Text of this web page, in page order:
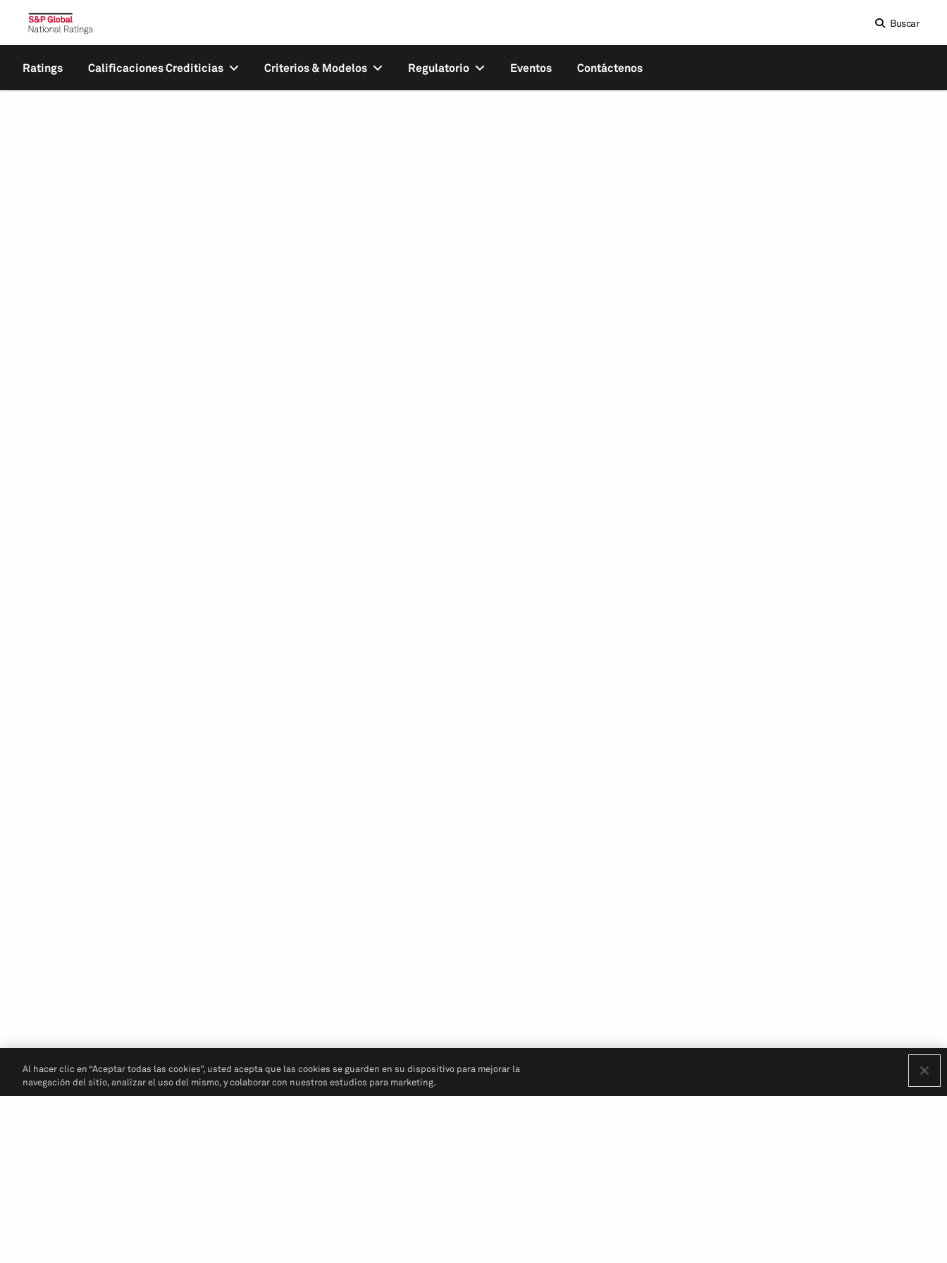
Buscar
Ratings Calificaciones Crediticias Criterios & Modelos Regulatorio Eventos Contáctenos
Al hacer clic en “Aceptar todas las cookies”, usted acepta que las cookies se guarden en su dispositivo para mejorar la
navegación del sitio, analizar el uso del mismo, y colaborar con nuestros estudios para marketing.